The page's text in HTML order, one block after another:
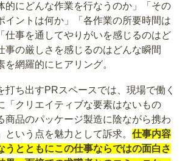
的にどんな作業を行なうのか」「その
イントは何か」「各作業の所要時間は
仕事を通してやりがいを感じるのはど
事の厳しさを感じるのはどんな瞬間
網羅的にヒアリング。
打ち出すPRスペースでは、現場で働く
「クリエイティブな要素はないもの
商品のパッケージ製造に陰ながら携わ
という点を魅力として訴求。 仕事内容
うとともにこの仕事ならではの面白さ